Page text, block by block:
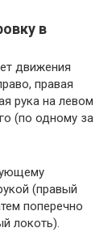
в
движения
правая
рука на левом
(по одному за
(правый
поперечно
локоть).